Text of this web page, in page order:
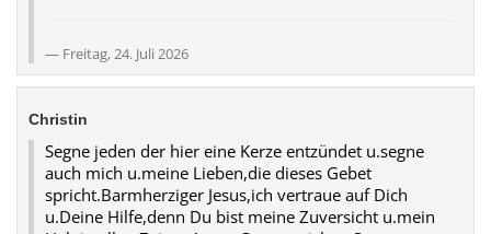
Freitag, 24. Juli 2026
Christin
Segne jeden der hier eine Kerze entzündet u.segne
auch mich u.meine Lieben,die dieses Gebet
spricht.Barmherziger Jesus,ich vertraue auf Dich
u.Deine Hilfe,denn Du bist meine Zuversicht u.mein